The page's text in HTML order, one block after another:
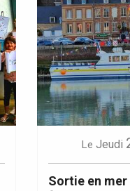
Le Jeudi
Sortie en